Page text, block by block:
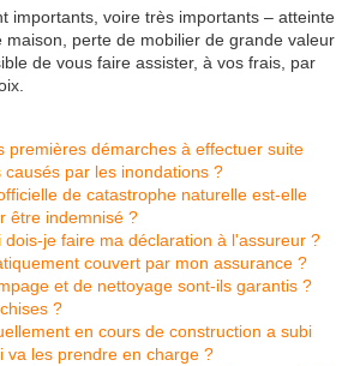
importants, voire très importants – atteinte
maison, perte de mobilier de grande valeur
de vous faire assister, à vos frais, par
premières démarches à effectuer suite
causés par les inondations ?
de catastrophe naturelle est-elle
être indemnisé ?
dois-je faire ma déclaration à l'assureur ?
couvert par mon assurance ?
et de nettoyage sont-ils garantis ?
?
en cours de construction a subi
va les prendre en charge ?